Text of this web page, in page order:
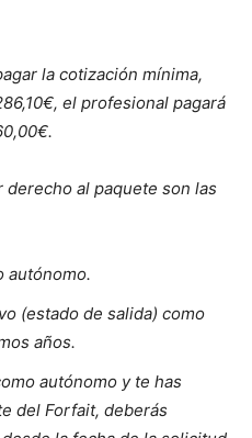
la cotización mínima,
el profesional pagará
al paquete son las
autónomo.
(estado de salida) como
años.
autónomo y te has
del Forfait, deberás